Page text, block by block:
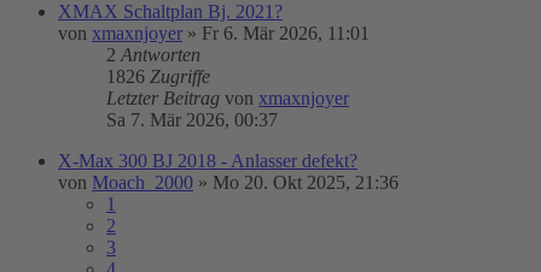
XMAX Schaltplan Bj. 2021?
von xmaxnjoyer » Fr 6. Mär 2026, 11:01
2 Antworten
1826 Zugriffe
Letzter Beitrag von xmaxnjoyer
Sa 7. Mär 2026, 00:37
X-Max 300 BJ 2018 - Anlasser defekt?
von Moach_2000 » Mo 20. Okt 2025, 21:36
1
2
3